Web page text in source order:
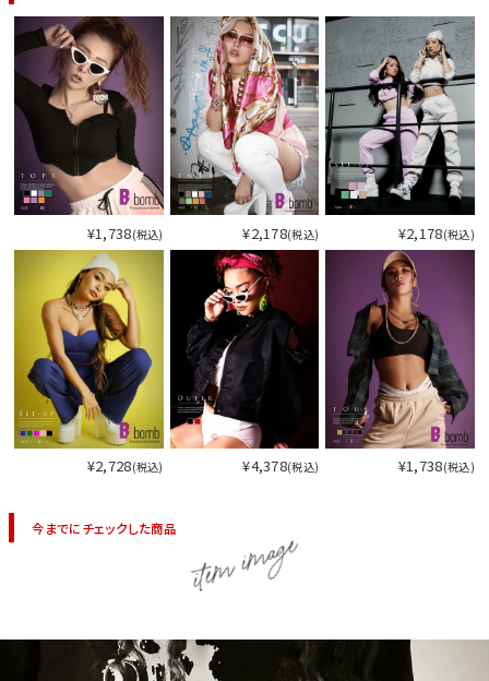
今活
¥1,738(税込) ¥2,178(税込) ¥2,178(税込)
¥2,728(税込) ¥4,378(税込) ¥1,738(税込)
今までにチェックした商品 item image